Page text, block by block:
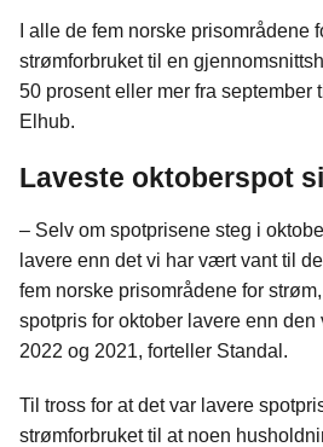
I alle de fem norske prisområdene
strømforbruket til en
50 prosent eller mer fra september
Elhub.
Laveste oktoberspot
– Selv om spotprisene steg i
lavere enn det vi har vært vant til
fem norske prisområdene for
spotpris for oktober lavere enn den
2022 og 2021, forteller Standal.
Til tross for at det var lavere
strømforbruket til at noen